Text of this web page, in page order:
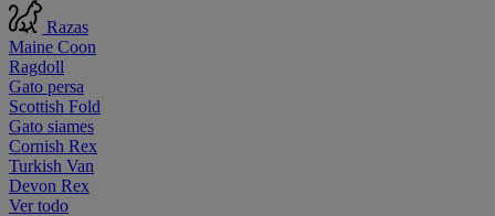
Razas
Maine Coon
Ragdoll
Gato persa
Scottish Fold
Gato siames
Cornish Rex
Turkish Van
Devon Rex
Ver todo